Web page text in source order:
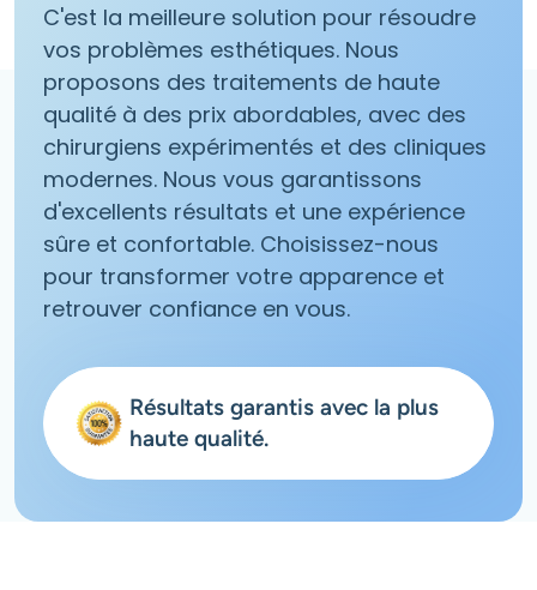
C'est la meilleure solution pour résoudre
vos problèmes esthétiques. Nous
proposons des traitements de haute
qualité à des prix abordables, avec des
chirurgiens expérimentés et des cliniques
modernes. Nous vous garantissons
d'excellents résultats et une expérience
sûre et confortable. Choisissez-nous
pour transformer votre apparence et
retrouver confiance en vous.
Résultats garantis avec la plus
haute qualité.